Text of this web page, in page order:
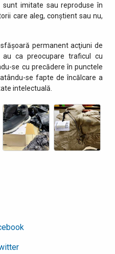
imitate sau reproduse în
care aleg, conștient sau nu,
permanent acţiuni de
ca preocupare traficul cu
se cu precădere în punctele
se fapte de încălcare a
intelectuală.